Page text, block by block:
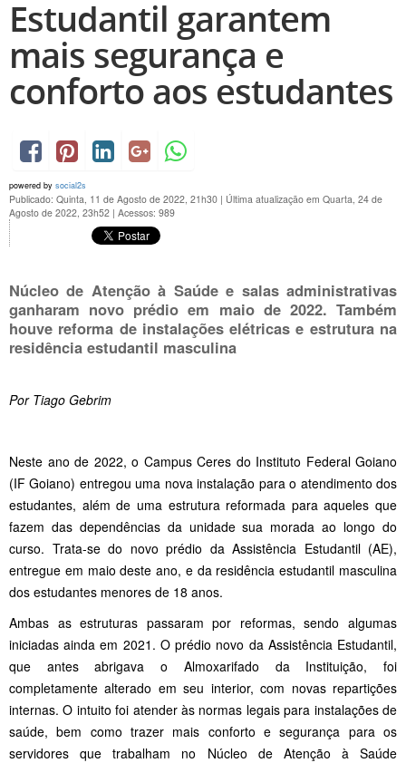
Estudantil garantem
mais segurança e
conforto aos estudantes
powered by social2s
Publicado: Quinta, 11 de Agosto de 2022, 21h30 | Última atualização em Quarta, 24 de
Agosto de 2022, 23h52 | Acessos: 989
Núcleo de Atenção à Saúde e salas administrativas
ganharam novo prédio em maio de 2022. Também
houve reforma de instalações elétricas e estrutura na
residência estudantil masculina
Por Tiago Gebrim
Neste ano de 2022, o Campus Ceres do Instituto Federal Goiano
(IF Goiano) entregou uma nova instalação para o atendimento dos
estudantes, além de uma estrutura reformada para aqueles que
fazem das dependências da unidade sua morada ao longo do
curso. Trata-se do novo prédio da Assistência Estudantil (AE),
entregue em maio deste ano, e da residência estudantil masculina
dos estudantes menores de 18 anos.
Ambas as estruturas passaram por reformas, sendo algumas
iniciadas ainda em 2021. O prédio novo da Assistência Estudantil,
que antes abrigava o Almoxarifado da Instituição, foi
completamente alterado em seu interior, com novas repartições
internas. O intuito foi atender às normas legais para instalações de
saúde, bem como trazer mais conforto e segurança para os
servidores que trabalham no Núcleo de Atenção à Saúde